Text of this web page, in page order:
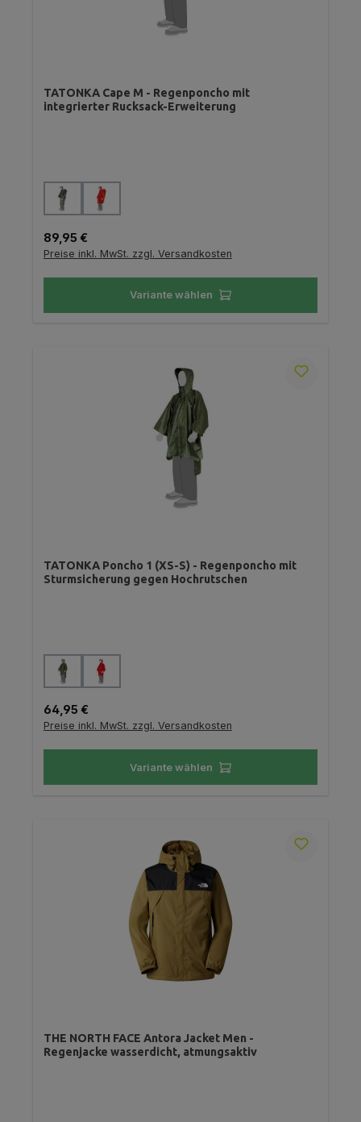
TATONKA Cape M - Regenponcho mit
integrierter Rucksack-Erweiterung
Farbe auswählen
Regulärer Preis:
89,95 €
Preise inkl. MwSt. zzgl. Versandkosten
Variante wählen
TATONKA Poncho 1 (XS-S) - Regenponcho mit
Sturmsicherung gegen Hochrutschen
Farbe auswählen
Regulärer Preis:
64,95 €
Preise inkl. MwSt. zzgl. Versandkosten
Variante wählen
THE NORTH FACE Antora Jacket Men -
Regenjacke wasserdicht, atmungsaktiv